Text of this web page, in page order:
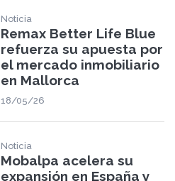
Noticia
Remax Better Life Blue
refuerza su apuesta por
el mercado inmobiliario
en Mallorca
18/05/26
Noticia
Mobalpa acelera su
expansión en España y